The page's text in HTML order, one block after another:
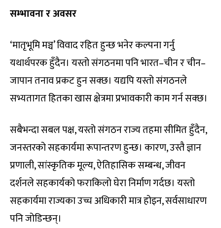
सम्भावना र अवसर
‘मातृभूमि मञ्च’ विवाद रहित हुन्छ भनेर कल्पना गर्नु
यथार्थपरक हुँदैन। यस्तो संगठनमा पनि भारत–चीन र चीन–
जापान तनाव प्रकट हुन सक्छ। यद्यपि यस्तो संगठनले
सभ्यतागत हितका खास क्षेत्रमा प्रभावकारी काम गर्न सक्छ।
सबैभन्दा सबल पक्ष, यस्तो संगठन राज्य तहमा सीमित हुँदैन,
जनस्तरको सहकार्यमा रूपान्तरण हुन्छ। कारण, उस्तै ज्ञान
प्रणाली, सांस्कृतिक मूल्य, ऐतिहासिक सम्बन्ध, जीवन
दर्शनले सहकार्यको फराकिलो घेरा निर्माण गर्दछ। यस्तो
सहकार्यमा राज्यका उच्च अधिकारी मात्र होइन, सर्वसाधारण
पनि जोडिन्छन्।